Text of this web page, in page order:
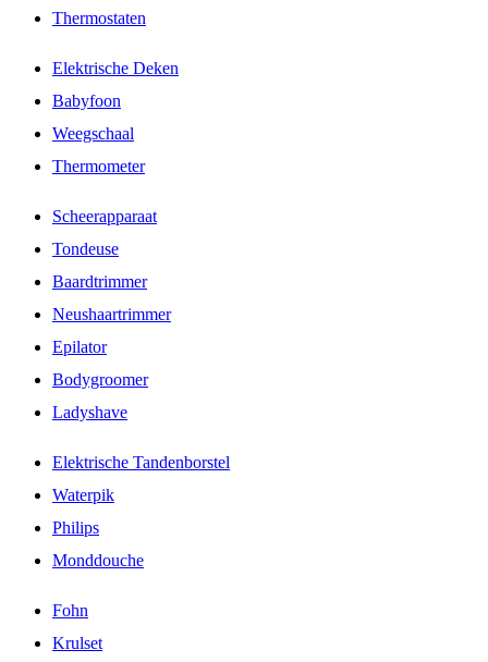
Thermostaten
Elektrische Deken
Babyfoon
Weegschaal
Thermometer
Scheerapparaat
Tondeuse
Baardtrimmer
Neushaartrimmer
Epilator
Bodygroomer
Ladyshave
Elektrische Tandenborstel
Waterpik
Philips
Monddouche
Fohn
Krulset